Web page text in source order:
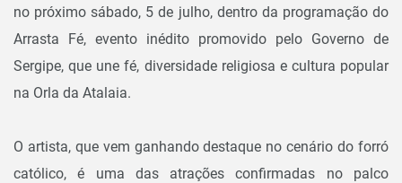
no próximo sábado, 5 de julho, dentro da programação do
Arrasta Fé, evento inédito promovido pelo Governo de
Sergipe, que une fé, diversidade religiosa e cultura popular
na Orla da Atalaia.
O artista, que vem ganhando destaque no cenário do forró
católico, é uma das atrações confirmadas no palco